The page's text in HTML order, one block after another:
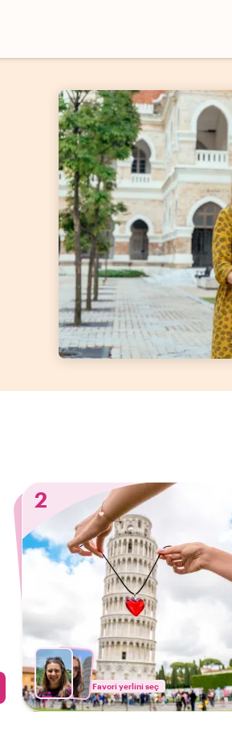
2
Favori yerlini seç